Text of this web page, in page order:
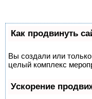
Как продвинуть
Вы создали или только
целый комплекс
Ускорение